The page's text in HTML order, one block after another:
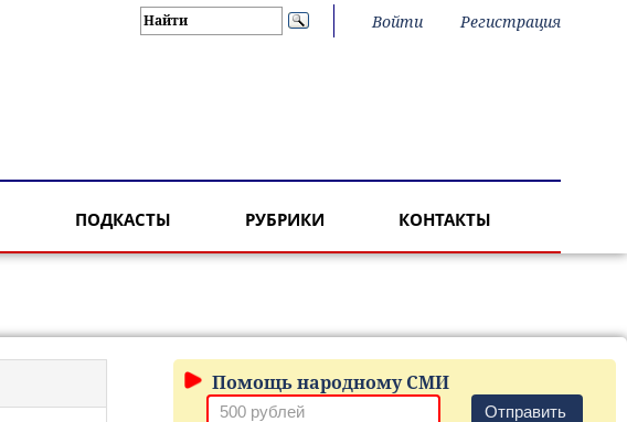
Войти Регистрация
ПОДКАСТЫ РУБРИКИ КОНТАКТЫ
Помощь народному СМИ
Отправить